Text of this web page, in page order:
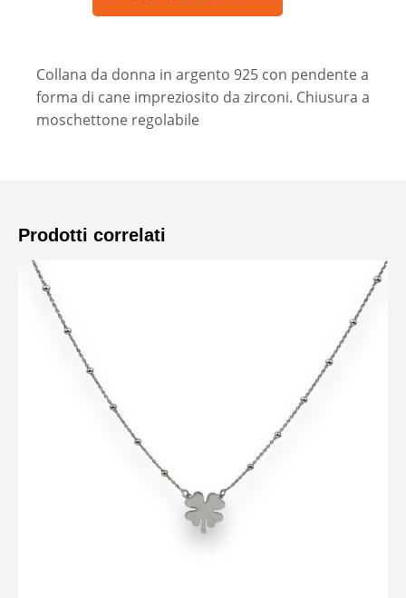
Collana da donna in argento 925 con pendente a
forma di cane impreziosito da zirconi. Chiusura a
moschettone regolabile
Prodotti correlati